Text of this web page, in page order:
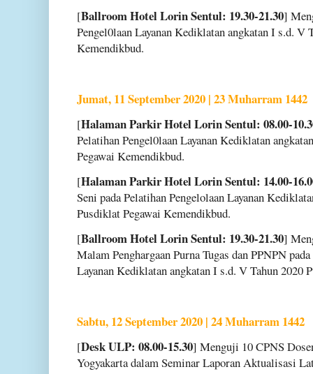
[Ballroom Hotel Lorin Sentul: 19.30-21.30]
Pengel0laan Layanan Kediklatan angkatan I s.d. V
Kemendikbud.
Jumat, 11 September 2020 | 23 Muharram 1442
[Halaman Parkir Hotel Lorin Sentul: 08.00-
Pelatihan Pengel0laan Layanan Kediklatan
Pegawai Kemendikbud.
[Halaman Parkir Hotel Lorin Sentul: 14.00-
Seni pada Pelatihan Pengelolaan Layanan
Pusdiklat Pegawai Kemendikbud.
[Ballroom Hotel Lorin Sentul: 19.30-21.30]
Malam Penghargaan Purna Tugas dan PPNPN
Layanan Kediklatan angkatan I s.d. V Tahun 2020
Sabtu, 12 September 2020 | 24 Muharram 1442
[Desk ULP: 08.00-15.30] Menguji 10 CPNS
Yogyakarta dalam Seminar Laporan Aktualisasi